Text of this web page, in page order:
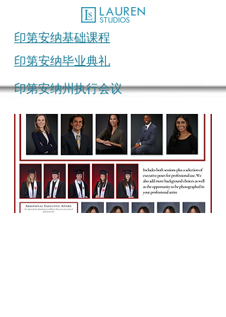
印第安纳基础课程
印第安纳毕业典礼
印第安纳州执行会议